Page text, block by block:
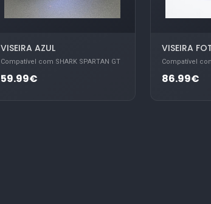
VISEIRA AZUL
Compatível com SHARK SPARTAN GT
59.99€
VISEIRA
Compatível
86.99€